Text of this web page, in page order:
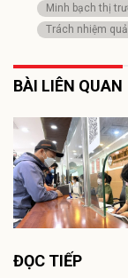
Minh bạch thị
Trách nhiệm
BÀI LIÊN QUAN
ĐỌC TIẾP